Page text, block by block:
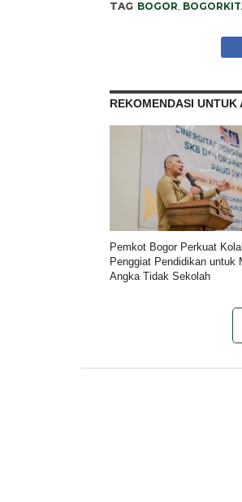
TAG BOGOR,
REKOMENDASI UNTUK
Pemkot Bogor Perkuat
Penggiat Pendidikan untuk
Angka Tidak Sekolah